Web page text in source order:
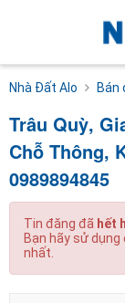
Nhà Đất Alo Bán
Trâu Quỳ,
Chỗ Thông,
0989894845
Tin đăng đã hết
Bạn hãy sử
nhất.